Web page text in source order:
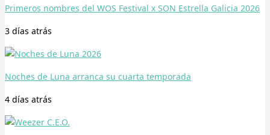
Primeros nombres del WOS Festival x SON Estrella Galicia 2026
3 días atrás
Noches de Luna arranca su cuarta temporada
4 días atrás